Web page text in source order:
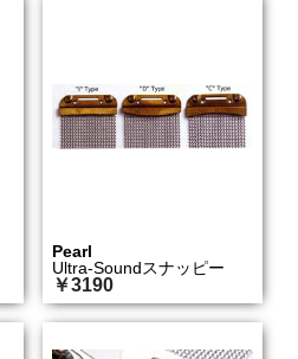
Pearl
Ultra-Soundスナッピー
￥3190